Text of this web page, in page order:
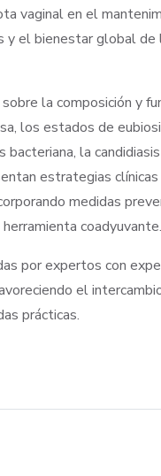
vaginal en el
y el bienestar global
la composición y
los estados de
la
estrategias
medidas
coadyuvante.
por expertos con
el
prácticas.